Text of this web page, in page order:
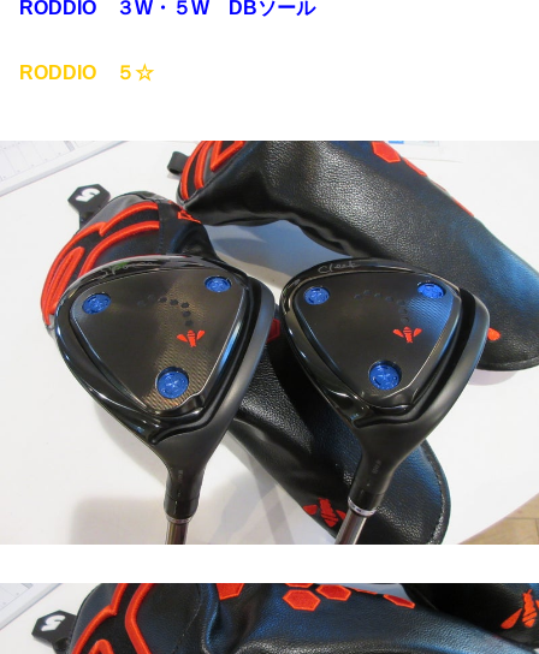
RODDIO ３W・５W DBソール
RODDIO ５☆